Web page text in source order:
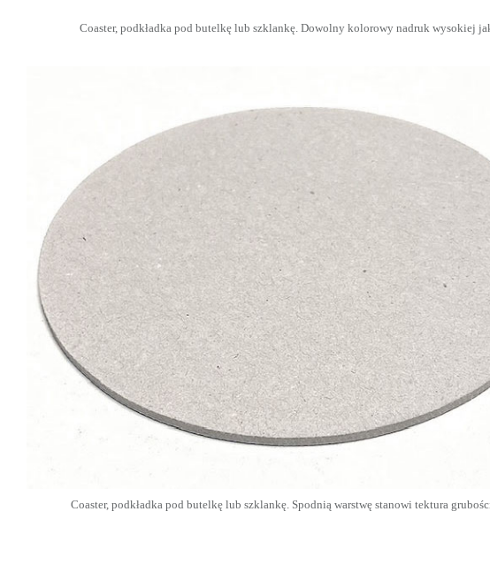
Coaster, podkładka pod butelkę lub szklankę. Dowolny kolorowy nadruk wysokiej
Coaster, podkładka pod butelkę lub szklankę. Spodnią warstwę stanowi tektura